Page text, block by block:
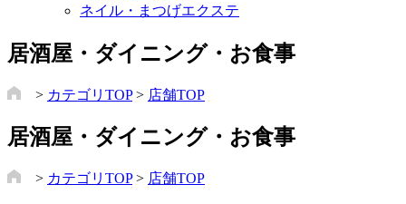
ネイル・まつげエクステ
居酒屋・ダイニング・お食事
> カテゴリTOP> 店舗TOP
居酒屋・ダイニング・お食事
> カテゴリTOP> 店舗TOP